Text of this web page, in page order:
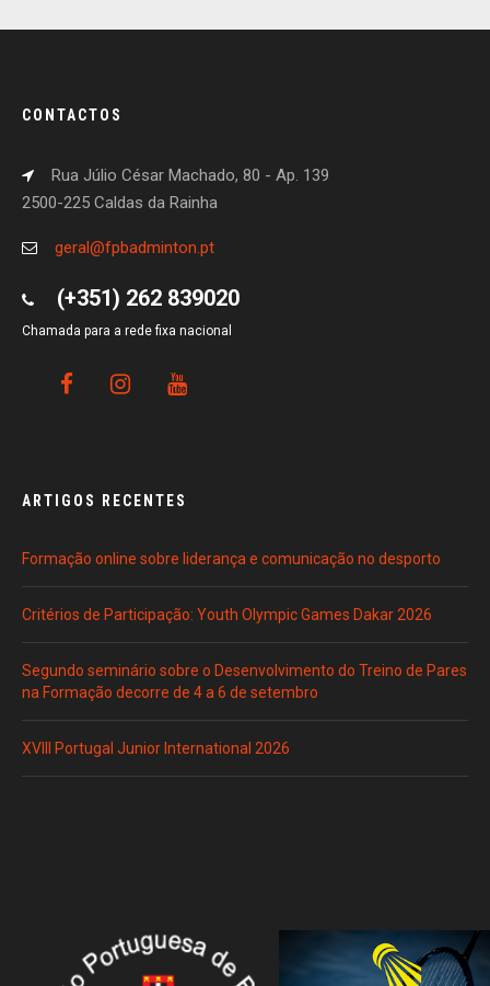
CONTACTOS
Rua Júlio César Machado, 80 - Ap. 139
2500-225 Caldas da Rainha
geral@fpbadminton.pt
(+351) 262 839020
Chamada para a rede fixa nacional
ARTIGOS RECENTES
Formação online sobre liderança e comunicação no desporto
Critérios de Participação: Youth Olympic Games Dakar 2026
Segundo seminário sobre o Desenvolvimento do Treino de Pares
na Formação decorre de 4 a 6 de setembro
XVIII Portugal Junior International 2026